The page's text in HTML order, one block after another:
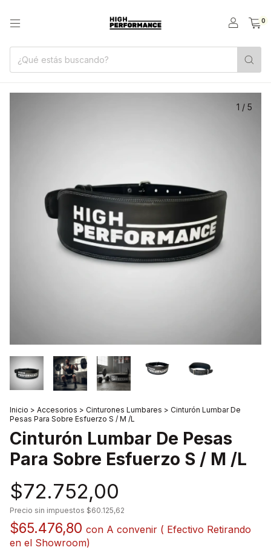
0
1 / 5
Inicio > Accesorios > Cinturones Lumbares > Cinturón Lumbar De
Pesas Para Sobre Esfuerzo S / M /L
Cinturón Lumbar De Pesas
Para Sobre Esfuerzo S / M /L
$72.752,00
Precio sin impuestos $60.125,62
$65.476,80 con A convenir ( Efectivo Retirando
en el Showroom)